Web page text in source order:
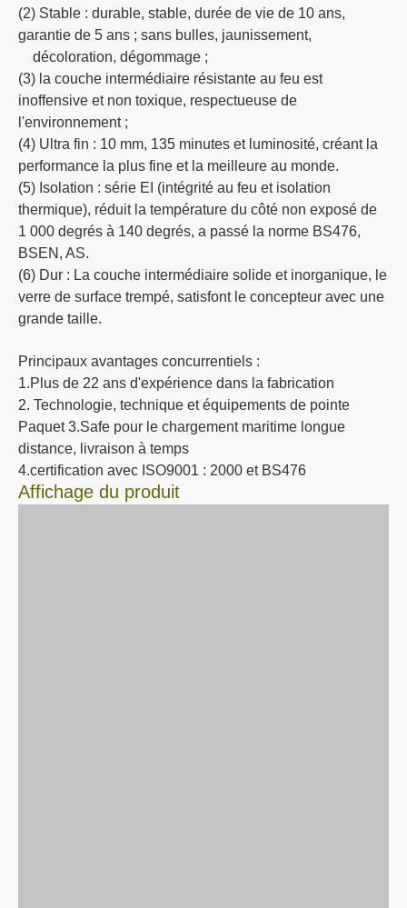
(2) Stable : durable, stable, durée de vie de 10 ans,
garantie de 5 ans ; sans bulles, jaunissement,
décoloration, dégommage ;
(3) la couche intermédiaire résistante au feu est
inoffensive et non toxique, respectueuse de
l'environnement ;
(4) Ultra fin : 10 mm, 135 minutes et luminosité, créant la
performance la plus fine et la meilleure au monde.
(5) Isolation : série EI (intégrité au feu et isolation
thermique), réduit la température du côté non exposé de
1 000 degrés à 140 degrés, a passé la norme BS476,
BSEN, AS.
(6) Dur : La couche intermédiaire solide et inorganique, le
verre de surface trempé, satisfont le concepteur avec une
grande taille.
Principaux avantages concurrentiels :
1.Plus de 22 ans d'expérience dans la fabrication
2. Technologie, technique et équipements de pointe
Paquet 3.Safe pour le chargement maritime longue
distance, livraison à temps
4.certification avec ISO9001 : 2000 et BS476
Affichage du produit